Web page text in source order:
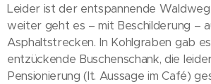
Leider ist der entspannende
weiter geht es – mit Beschilderung –
Asphaltstrecken. In Kohlgraben gab
entzückende Buschenschank, die
Pensionierung (lt. Aussage im Café)